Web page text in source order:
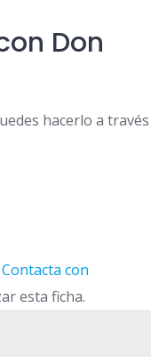
Don
hacerlo a través
Contacta con
esta ficha.